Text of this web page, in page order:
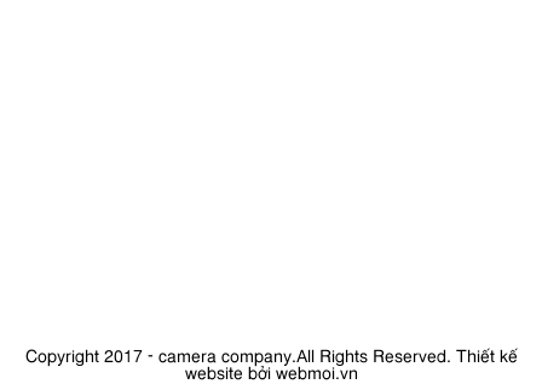
Copyright 2017 - camera company.All Rights Reserved. Thiết kế
website bởi webmoi.vn